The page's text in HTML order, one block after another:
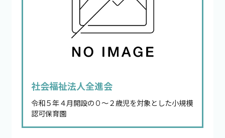
社会福祉法人全進会
令和５年４月開設の０～２歳児を対象とした小規模
認可保育園